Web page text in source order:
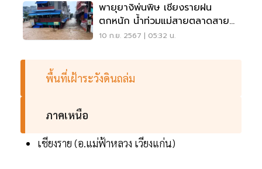
พายุยางิพ่นพิษ เชียงรายฝน
ตกหนัก น้ำท่วมแม่สายตลาดสาย
ลมจอย
10 ก.ย. 2567 | 05:32 น.
พื้นที่เฝ้าระวังดินถล่ม
ภาคเหนือ
เชียงราย (อ.แม่ฟ้าหลวง เวียงแก่น)